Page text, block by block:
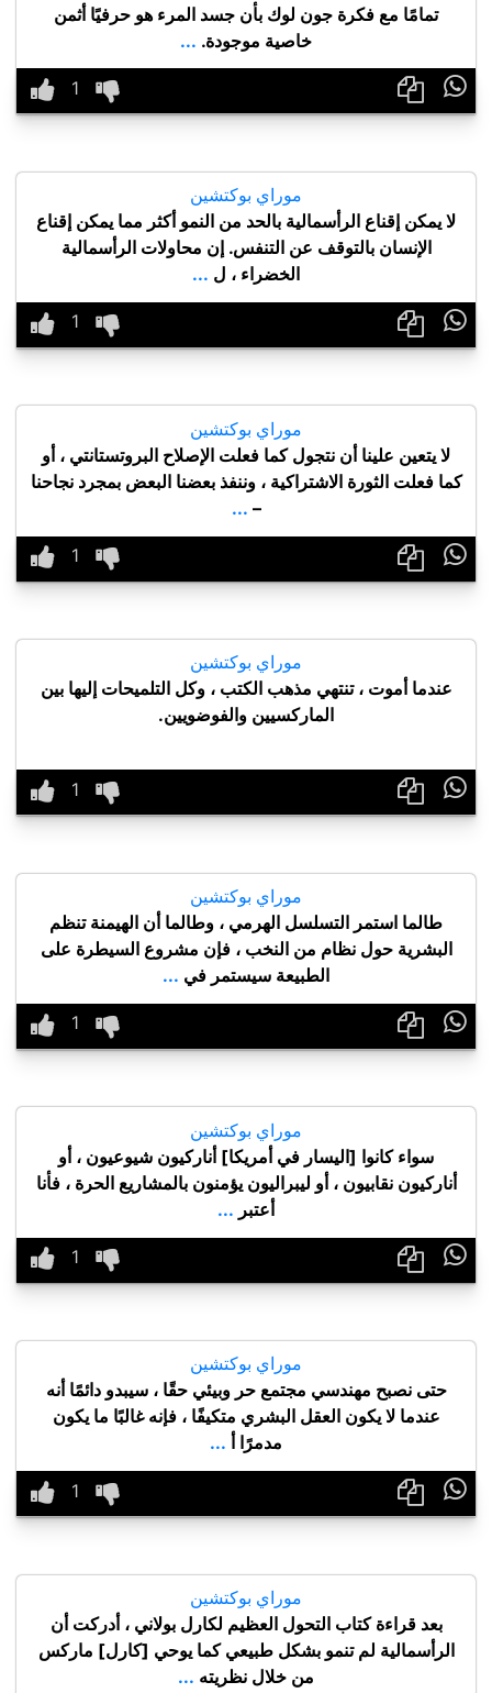
تمامًا مع فكرة جون لوك بأن جسد المرء هو حرفيًا أثمن
خاصية موجودة. ...

موراي بوكتشين
لا يمكن إقناع الرأسمالية بالحد من النمو أكثر مما يمكن إقناع
الإنسان بالتوقف عن التنفس. إن محاولات الرأسمالية
الخضراء ، ل ...

موراي بوكتشين
لا يتعين علينا أن نتجول كما فعلت الإصلاح البروتستانتي ، أو
كما فعلت الثورة الاشتراكية ، وننفذ بعضنا البعض بمجرد نجاحنا
–
...

موراي بوكتشين
عندما أموت ، تنتهي مذهب الكتب ، وكل التلميحات إليها بين
الماركسيين والفوضويين.

موراي بوكتشين
طالما استمر التسلسل الهرمي ، وطالما أن الهيمنة تنظم
البشرية حول نظام من النخب ، فإن مشروع السيطرة على
الطبيعة سيستمر في ...

موراي بوكتشين
سواء كانوا [اليسار في أمريكا] أناركيون شيوعيون ، أو
أناركيون نقابيون ، أو ليبراليون يؤمنون بالمشاريع الحرة ، فأنا
أعتبر ...

موراي بوكتشين
حتى نصبح مهندسي مجتمع حر وبيئي حقًا ، سيبدو دائمًا أنه
عندما لا يكون العقل البشري متكيفًا ، فإنه غالبًا ما يكون
مدمرًا أ ...

موراي بوكتشين
بعد قراءة كتاب التحول العظيم لكارل بولاني ، أدركت أن
الرأسمالية لم تنمو بشكل طبيعي كما يوحي [كارل] ماركس
من خلال نظريته ...